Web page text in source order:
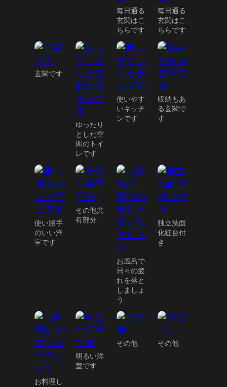
毎日通る
玄関はこ
ちらです
毎日通る
玄関はこ
ちらです
玄関です
ゆったり
とした空
間のトイ
レです
使いやす
いキッチ
ンです
収納もあ
る玄関で
す
使い勝手
のいい洋
室です
その他共
有部分
お風呂で
日々の疲
れを落と
しましょ
う
独立洗面
化粧台付
き
お料理し
明るい洋
室です
その他 その他